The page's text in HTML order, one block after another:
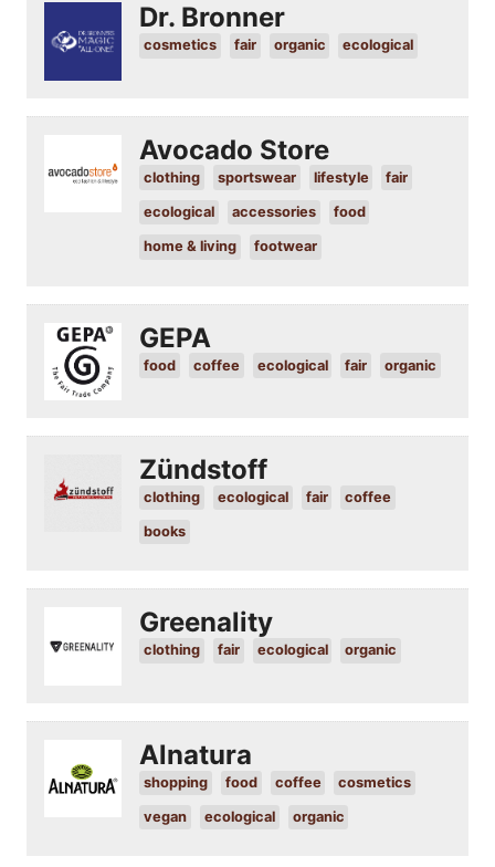
Dr. Bronner
cosmetics fair organic ecological
Avocado Store
clothing sportswear lifestyle fair
ecological accessories food
home & living footwear
GEPA
food coffee ecological fair organic
Zündstoff
clothing ecological fair coffee
books
Greenality
clothing fair ecological organic
Alnatura
shopping food coffee cosmetics
vegan ecological organic